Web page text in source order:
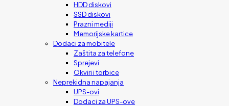
HDD diskovi
SSD diskovi
Prazni mediji
Memorijske kartice
Dodaci za mobitele
Zaštita za telefone
Sprejevi
Okviri i torbice
Neprekidna napajanja
UPS-ovi
Dodaci za UPS-ove